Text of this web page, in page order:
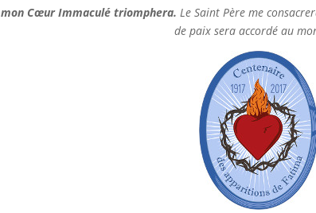
mon Cœur Immaculé triomphera. Le Saint Père me
de paix sera accordé au